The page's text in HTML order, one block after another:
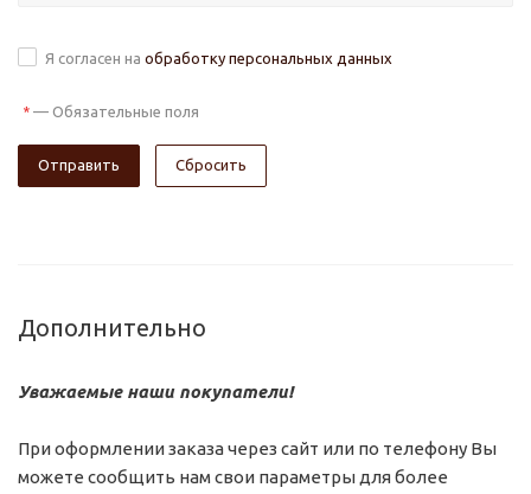
Я согласен на обработку персональных данных
* — Обязательные поля
Сбросить
Дополнительно
Уважаемые наши покупатели!
При оформлении заказа через сайт или по телефону Вы
можете сообщить нам свои параметры для более